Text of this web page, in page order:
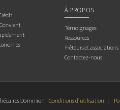
À PROPOS
Témoignages
Ressources
Prêteurs et associations
Contactez-nous
Dominion Conditions d’utilisation |